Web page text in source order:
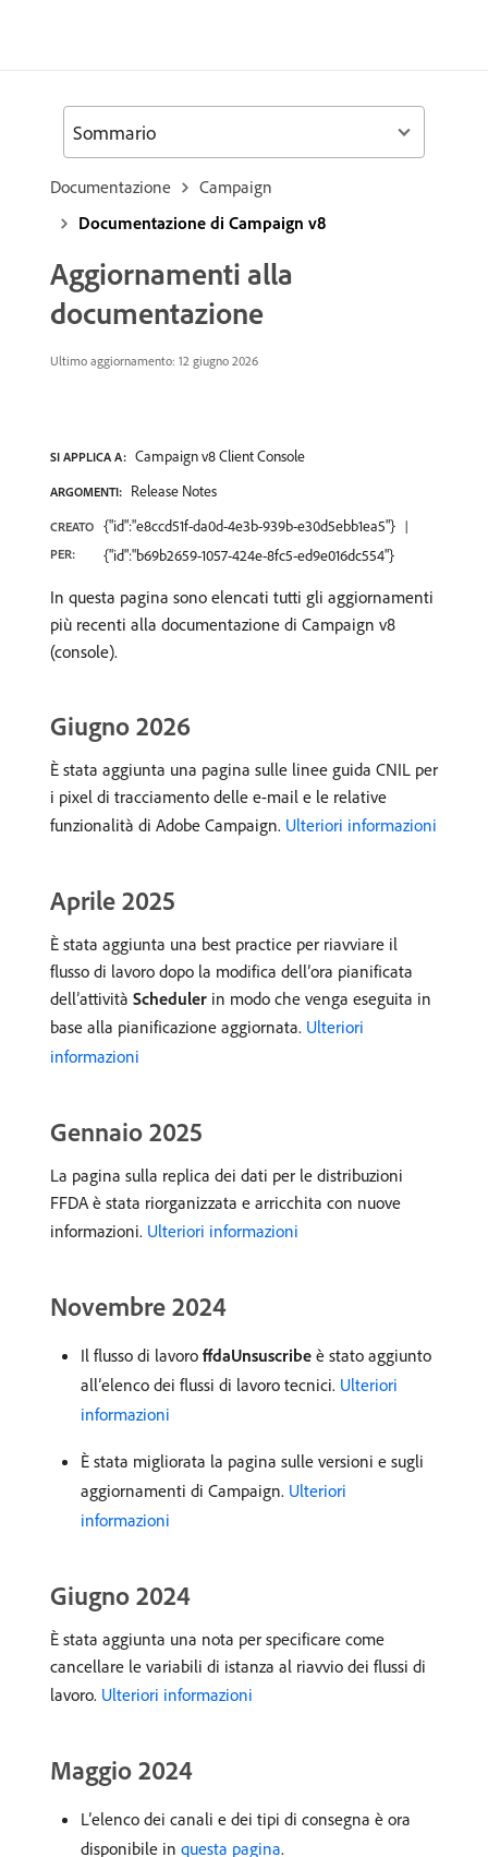
Documentazione
Campaign
Documentazione di Campaign v8
Aggiornamenti alla
documentazione
Ultimo aggiornamento: 12 giugno 2026
SI APPLICA A: Campaign v8 Client Console
ARGOMENTI: Release Notes
CREATO
PER:
{"id":"e8ccd51f-da0d-4e3b-939b-e30d5ebb1ea5"}
{"id":"b69b2659-1057-424e-8fc5-ed9e016dc554"}
In questa pagina sono elencati tutti gli aggiornamenti
più recenti alla documentazione di Campaign v8
(console).
Giugno 2026
È stata aggiunta una pagina sulle linee guida CNIL per
i pixel di tracciamento delle e-mail e le relative
funzionalità di Adobe Campaign. Ulteriori informazioni
Aprile 2025
È stata aggiunta una best practice per riavviare il
flusso di lavoro dopo la modifica dell’ora pianificata
dell’attività Scheduler in modo che venga eseguita in
base alla pianificazione aggiornata. Ulteriori
informazioni
Gennaio 2025
La pagina sulla replica dei dati per le distribuzioni
FFDA è stata riorganizzata e arricchita con nuove
informazioni. Ulteriori informazioni
Novembre 2024
Il flusso di lavoro ffdaUnsuscribe è stato aggiunto
all’elenco dei flussi di lavoro tecnici. Ulteriori
informazioni
È stata migliorata la pagina sulle versioni e sugli
aggiornamenti di Campaign. Ulteriori
informazioni
Giugno 2024
È stata aggiunta una nota per specificare come
cancellare le variabili di istanza al riavvio dei flussi di
lavoro. Ulteriori informazioni
Maggio 2024
L’elenco dei canali e dei tipi di consegna è ora
disponibile in questa pagina.
Sommario